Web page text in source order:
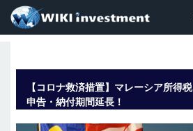
【コロナ救済措置】マレーシア所得税
申告・納付期間延長！